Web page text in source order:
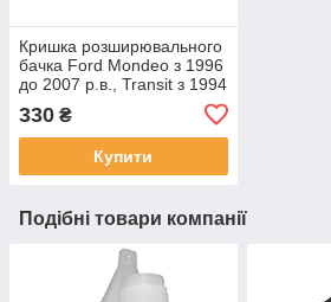
Кришка розширювального
бачка Ford Mondeo з 1996
до 2007 р.в., Transit з 1994
330 ₴
Купити
Подібні товари компанії